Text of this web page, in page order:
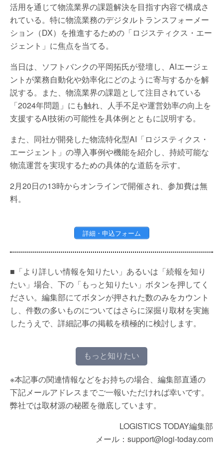
活用を通じて物流業界の課題解決を目指す内容で構成さ
れている。特に物流業務のデジタルトランスフォーメー
ション（DX）を推進するための「ロジスティクス・エー
ジェント」に焦点を当てる。
当日は、ソフトバンクの平岡拓氏が登壇し、AIエージェ
ントが業務自動化や効率化にどのように寄与するかを解
説する。また、物流業界の課題として注目されている
「2024年問題」にも触れ、人手不足や運営効率の向上を
支援するAI技術の可能性を具体例とともに説明する。
また、同社が開発した物流特化型AI「ロジスティクス・
エージェント」の導入事例や機能を紹介し、持続可能な
物流運営を実現するための具体的な道筋を示す。
2月20日の13時からオンラインで開催され、参加費は無
料。
詳細・申込フォーム
■「より詳しい情報を知りたい」あるいは「続報を知り
たい」場合、下の「もっと知りたい」ボタンを押してく
ださい。編集部にてボタンが押された数のみをカウント
し、件数の多いものについてはさらに深掘り取材を実施
したうえで、詳細記事の掲載を積極的に検討します。
もっと知りたい
※本記事の関連情報などをお持ちの場合、編集部直通の
下記メールアドレスまでご一報いただければ幸いです。
弊社では取材源の秘匿を徹底しています。
LOGISTICS TODAY編集部
メール：support@logi-today.com